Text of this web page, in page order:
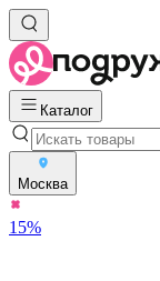
Каталог
Москва
15%